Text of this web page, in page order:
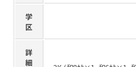
学
区
詳
細